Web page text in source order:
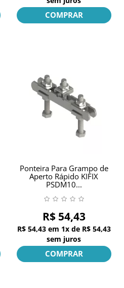
COMPRAR
Ponteira Para Grampo de
Aperto Rápido KIFIX
PSDM10...
R$ 54,43
R$ 54,43 em 1x de R$ 54,43
sem juros
COMPRAR